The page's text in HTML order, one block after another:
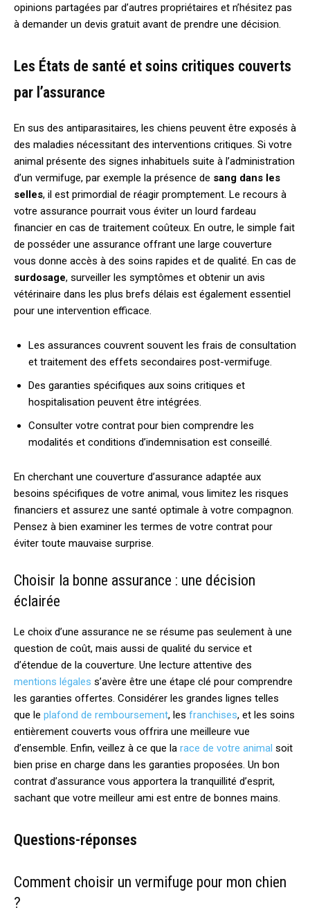
opinions partagées par d’autres propriétaires et n’hésitez pas
à demander un devis gratuit avant de prendre une décision.
Les États de santé et soins critiques couverts
par l’assurance
En sus des antiparasitaires, les chiens peuvent être exposés à
des maladies nécessitant des interventions critiques. Si votre
animal présente des signes inhabituels suite à l’administration
d’un vermifuge, par exemple la présence de sang dans les
selles, il est primordial de réagir promptement. Le recours à
votre assurance pourrait vous éviter un lourd fardeau
financier en cas de traitement coûteux. En outre, le simple fait
de posséder une assurance offrant une large couverture
vous donne accès à des soins rapides et de qualité. En cas de
surdosage, surveiller les symptômes et obtenir un avis
vétérinaire dans les plus brefs délais est également essentiel
pour une intervention efficace.
Les assurances couvrent souvent les frais de consultation
et traitement des effets secondaires post-vermifuge.
Des garanties spécifiques aux soins critiques et
hospitalisation peuvent être intégrées.
Consulter votre contrat pour bien comprendre les
modalités et conditions d’indemnisation est conseillé.
En cherchant une couverture d’assurance adaptée aux
besoins spécifiques de votre animal, vous limitez les risques
financiers et assurez une santé optimale à votre compagnon.
Pensez à bien examiner les termes de votre contrat pour
éviter toute mauvaise surprise.
Choisir la bonne assurance : une décision
éclairée
Le choix d’une assurance ne se résume pas seulement à une
question de coût, mais aussi de qualité du service et
d’étendue de la couverture. Une lecture attentive des
mentions légales s’avère être une étape clé pour comprendre
les garanties offertes. Considérer les grandes lignes telles
que le plafond de remboursement, les franchises, et les soins
entièrement couverts vous offrira une meilleure vue
d’ensemble. Enfin, veillez à ce que la race de votre animal soit
bien prise en charge dans les garanties proposées. Un bon
contrat d’assurance vous apportera la tranquillité d’esprit,
sachant que votre meilleur ami est entre de bonnes mains.
Questions-réponses
Comment choisir un vermifuge pour mon chien
?